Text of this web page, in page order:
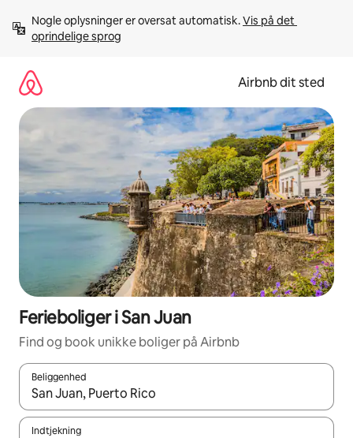
videre
Nogle oplysninger er oversat automatisk. Vis på det
oprindelige sprog
Airbnb dit sted
Ferieboliger i San Juan
Find og book unikke boliger på Airbnb
Beliggenhed
Når resultaterne er tilgængelige, skal du navigere med
Indtjekning